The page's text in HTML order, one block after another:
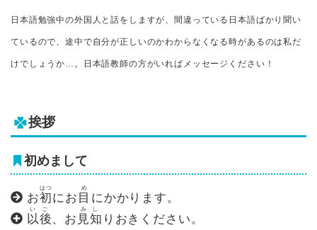
日本語勉強中の外国人と話をしますが、間違っている日本語ばかり聞い
ているので、途中で自分が正しいのかわからなくなる時があるのは私だ
けでしょうか…。日本語教師の方がいればメッセージください！
挨拶
初めまして
お初
はつ
にお 目
め
にかかります。
以後
いご
、お 見知
みし
りおきください。